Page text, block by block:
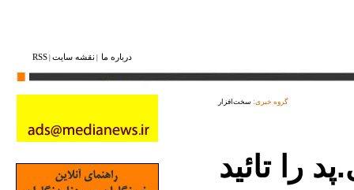
درباره ما نقشه ‌سایت RSS
گروه خبری: سخت‌افزار
را تائید